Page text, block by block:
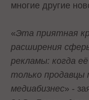
многие другие
«Эта приятная
расширения
рекламы: когда
только продавцы
медиабизнес» -